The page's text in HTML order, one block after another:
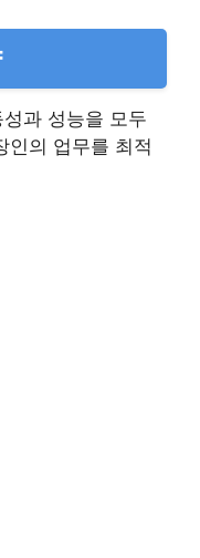
과 성능을 모두
인의 업무를 최적